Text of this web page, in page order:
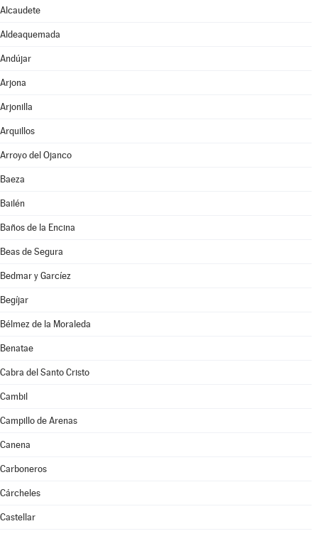
Alcaudete
Aldeaquemada
Andújar
Arjona
Arjonilla
Arquillos
Arroyo del Ojanco
Baeza
Bailén
Baños de la Encina
Beas de Segura
Bedmar y Garcíez
Begíjar
Bélmez de la Moraleda
Benatae
Cabra del Santo Cristo
Cambil
Campillo de Arenas
Canena
Carboneros
Cárcheles
Castellar